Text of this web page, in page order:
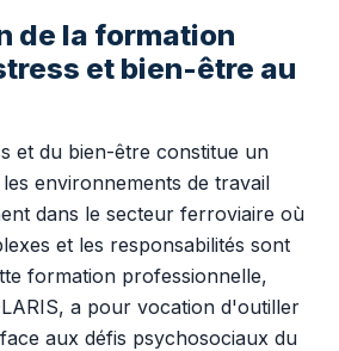
de la formation
et bien-être au
et du bien-être constitue un
environnements de travail
dans le secteur ferroviaire où
et les responsabilités sont
formation professionnelle,
a pour vocation d'outiller
aux défis psychosociaux du